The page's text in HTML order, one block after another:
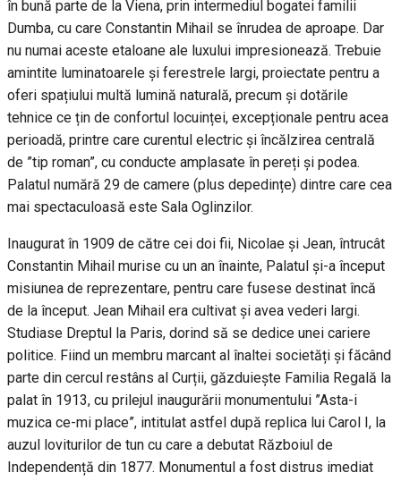
în bună parte de la Viena, prin intermediul bogatei familii
Dumba, cu care Constantin Mihail se înrudea de aproape. Dar
nu numai aceste etaloane ale luxului impresionează. Trebuie
amintite luminatoarele și ferestrele largi, proiectate pentru a
oferi spațiului multă lumină naturală, precum și dotările
tehnice ce țin de confortul locuinței, excepționale pentru acea
perioadă, printre care curentul electric și încălzirea centrală
de ”tip roman”, cu conducte amplasate în pereți și podea.
Palatul numără 29 de camere (plus depedințe) dintre care cea
mai spectaculoasă este Sala Oglinzilor.
Inaugurat în 1909 de către cei doi fii, Nicolae și Jean, întrucât
Constantin Mihail murise cu un an înainte, Palatul și-a început
misiunea de reprezentare, pentru care fusese destinat încă
de la început. Jean Mihail era cultivat și avea vederi largi.
Studiase Dreptul la Paris, dorind să se dedice unei cariere
politice. Fiind un membru marcant al înaltei societăți și făcând
parte din cercul restâns al Curții, găzduiește Familia Regală la
palat în 1913, cu prilejul inaugurării monumentului ”Asta-i
muzica ce-mi place”, intitulat astfel după replica lui Carol I, la
auzul loviturilor de tun cu care a debutat Războiul de
Independență din 1877. Monumentul a fost distrus imediat